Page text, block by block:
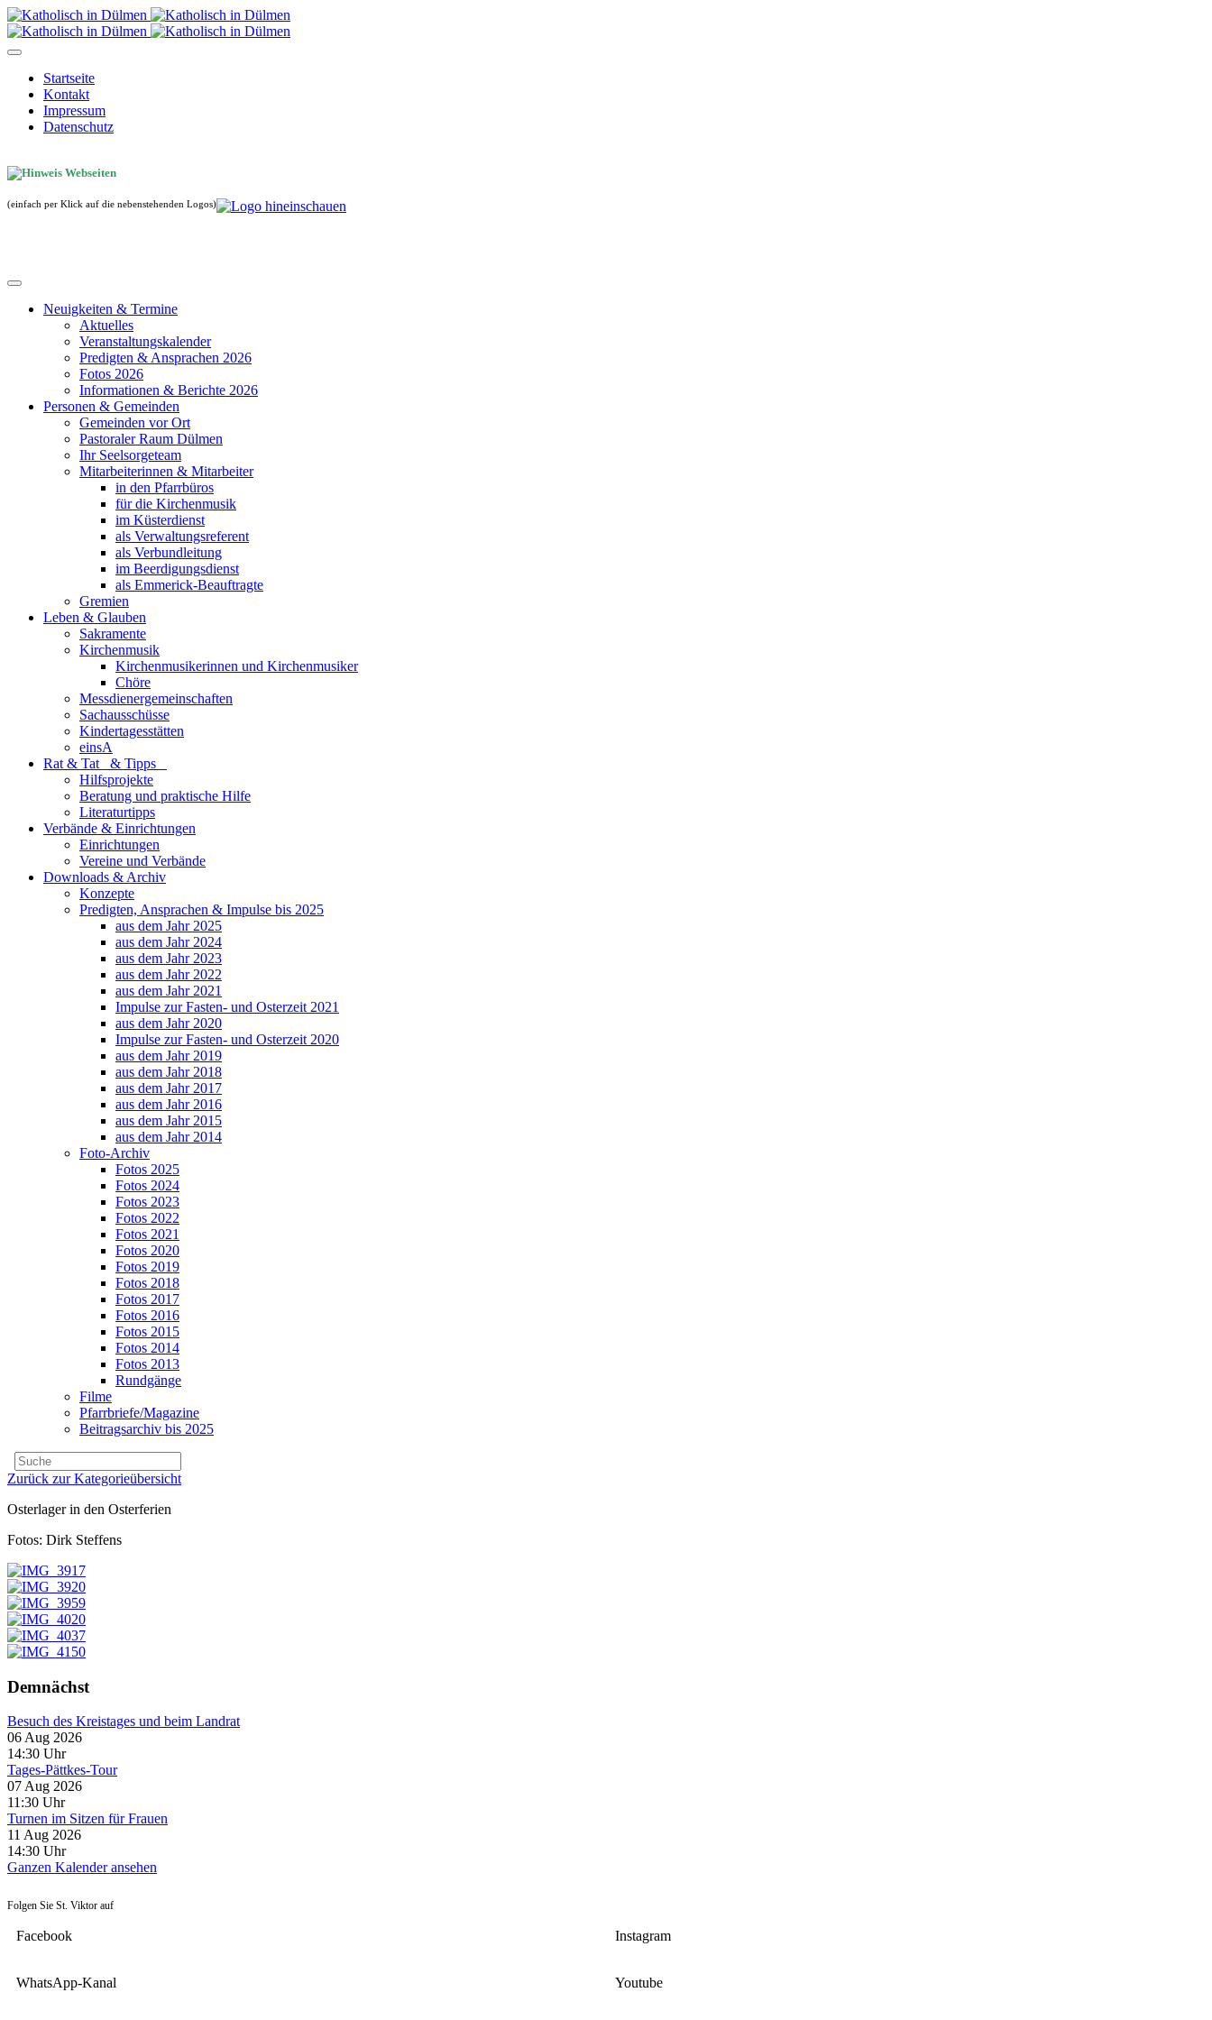
Startseite
Kontakt
Impressum
Datenschutz
(einfach per Klick auf die nebenstehenden Logos)
Neuigkeiten & Termine
Aktuelles
Veranstaltungskalender
Predigten & Ansprachen 2026
Fotos 2026
Informationen & Berichte 2026
Personen & Gemeinden
Gemeinden vor Ort
Pastoraler Raum Dülmen
Ihr Seelsorgeteam
Mitarbeiterinnen & Mitarbeiter
in den Pfarrbüros
für die Kirchenmusik
im Küsterdienst
als Verwaltungsreferent
als Verbundleitung
im Beerdigungsdienst
als Emmerick-Beauftragte
Gremien
Leben & Glauben
Sakramente
Kirchenmusik
Kirchenmusikerinnen und Kirchenmusiker
Chöre
Messdienergemeinschaften
Sachausschüsse
Kindertagesstätten
einsA
Rat & Tat & Tipps
Hilfsprojekte
Beratung und praktische Hilfe
Literaturtipps
Verbände & Einrichtungen
Einrichtungen
Vereine und Verbände
Downloads & Archiv
Konzepte
Predigten, Ansprachen & Impulse bis 2025
aus dem Jahr 2025
aus dem Jahr 2024
aus dem Jahr 2023
aus dem Jahr 2022
aus dem Jahr 2021
Impulse zur Fasten- und Osterzeit 2021
aus dem Jahr 2020
Impulse zur Fasten- und Osterzeit 2020
aus dem Jahr 2019
aus dem Jahr 2018
aus dem Jahr 2017
aus dem Jahr 2016
aus dem Jahr 2015
aus dem Jahr 2014
Foto-Archiv
Fotos 2025
Fotos 2024
Fotos 2023
Fotos 2022
Fotos 2021
Fotos 2020
Fotos 2019
Fotos 2018
Fotos 2017
Fotos 2016
Fotos 2015
Fotos 2014
Fotos 2013
Rundgänge
Filme
Pfarrbriefe/Magazine
Beitragsarchiv bis 2025
Zurück zur Kategorieübersicht
Osterlager in den Osterferien
Fotos: Dirk Steffens
Demnächst
Besuch des Kreistages und beim Landrat
06 Aug 2026
14:30 Uhr
Tages-Pättkes-Tour
07 Aug 2026
11:30 Uhr
Turnen im Sitzen für Frauen
11 Aug 2026
14:30 Uhr
Ganzen Kalender ansehen
Folgen Sie St. Viktor auf
Facebook Instagram
WhatsApp-Kanal Youtube